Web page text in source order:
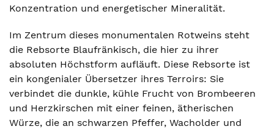
Konzentration und energetischer Mineralität.
Im Zentrum dieses monumentalen Rotweins steht
die Rebsorte Blaufränkisch, die hier zu ihrer
absoluten Höchstform aufläuft. Diese Rebsorte ist
ein kongenialer Übersetzer ihres Terroirs: Sie
verbindet die dunkle, kühle Frucht von Brombeeren
und Herzkirschen mit einer feinen, ätherischen
Würze, die an schwarzen Pfeffer, Wacholder und